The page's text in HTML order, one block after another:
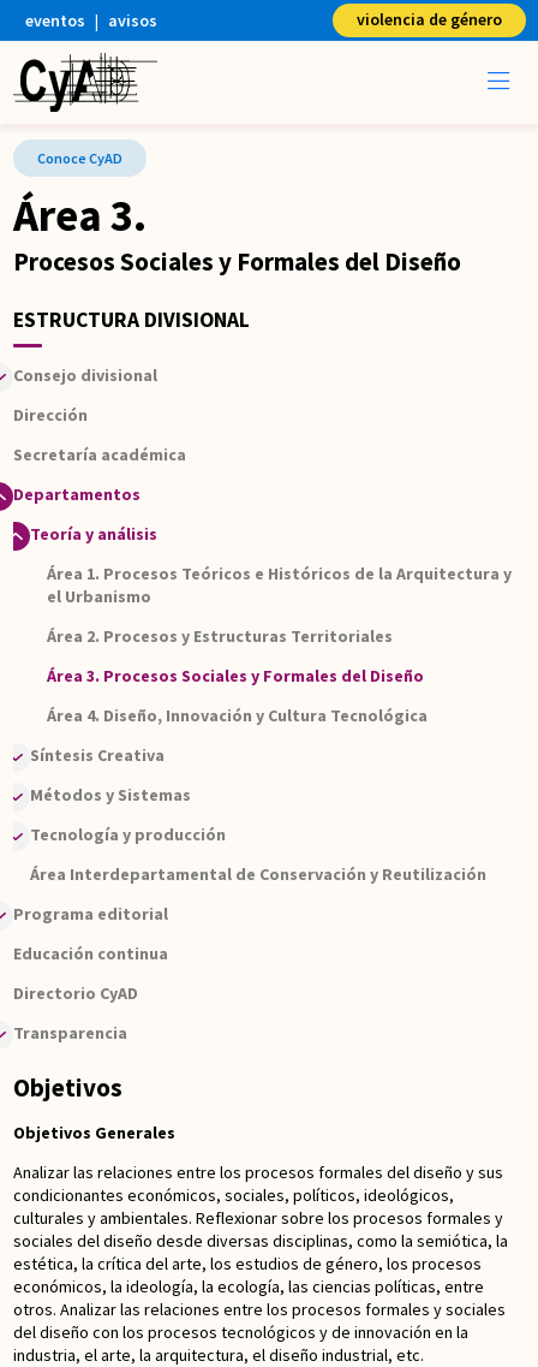
eventos | avisos violencia de género
UAM-X
Conoce CyAD
Área 3.
Procesos Sociales y Formales del Diseño
ESTRUCTURA DIVISIONAL
Consejo divisional
Oficina técnica
Competencias
Integrantes
Comisiones
Sesiones del consejo
Dirección
Secretaría académica
Departamentos
Teoría y análisis
Área 1. Procesos Teóricos e Históricos de la Arquitectura y
el Urbanismo
Área 2. Procesos y Estructuras Territoriales
Área 3. Procesos Sociales y Formales del Diseño
Área 4. Diseño, Innovación y Cultura Tecnológica
Síntesis Creativa
Área 1. Educación para el Diseño
Área 2. Procesos Creativos y de Comunicación para el Arte y
Sustentable
Métodos y Sistemas
Área 1. Procesos Históricos y Diseño
Área 2. Vivienda Popular y su Entorno
Área 3. Espacios Habitables y Medio Ambiente
Área 4. Heurística y Hermenéutica del Arte
Tecnología y producción
Área 1. Hombre, materialización tridimensional y entorno
Área 2. Tecnología e Informática para el Diseño
Área Interdepartamental de Conservación y Reutilización
Programa editorial
Publicaciones
Comités editoriales
¿Cómo publicar?
Educación continua
Directorio CyAD
Transparencia
Objetivos
Objetivos Generales
Analizar las relaciones entre los procesos formales del diseño y sus
condicionantes económicos, sociales, políticos, ideológicos,
culturales y ambientales. Reflexionar sobre los procesos formales y
sociales del diseño desde diversas disciplinas, como la semiótica, la
estética, la crítica del arte, los estudios de género, los procesos
económicos, la ideología, la ecología, las ciencias políticas, entre
otros. Analizar las relaciones entre los procesos formales y sociales
del diseño con los procesos tecnológicos y de innovación en la
industria, el arte, la arquitectura, el diseño industrial, etc.